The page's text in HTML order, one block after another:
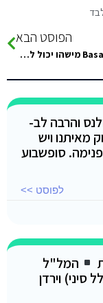
הפוסט הבא
# Basata Village מישהו יכול לחוות דיעה?
והרבה לב-
מאיתנו ויש
סופשבוע
לפוסט >>
המל"ל
וירדן